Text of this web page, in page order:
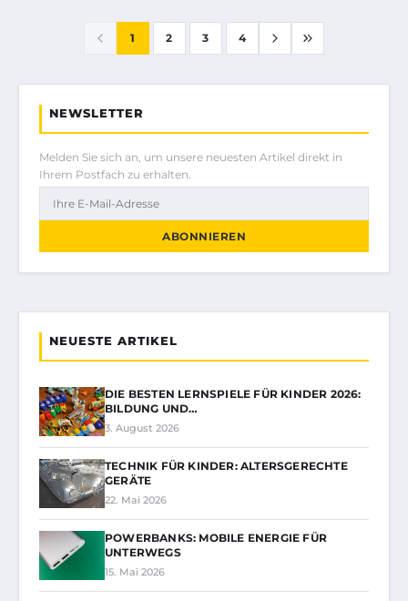
1 2 3 4
NEWSLETTER
Melden Sie sich an, um unsere neuesten Artikel direkt in
Ihrem Postfach zu erhalten.
ABONNIEREN
NEUESTE ARTIKEL
DIE BESTEN LERNSPIELE FÜR KINDER 2026:
BILDUNG UND…
3. August 2026
TECHNIK FÜR KINDER: ALTERSGERECHTE
GERÄTE
22. Mai 2026
POWERBANKS: MOBILE ENERGIE FÜR
UNTERWEGS
15. Mai 2026